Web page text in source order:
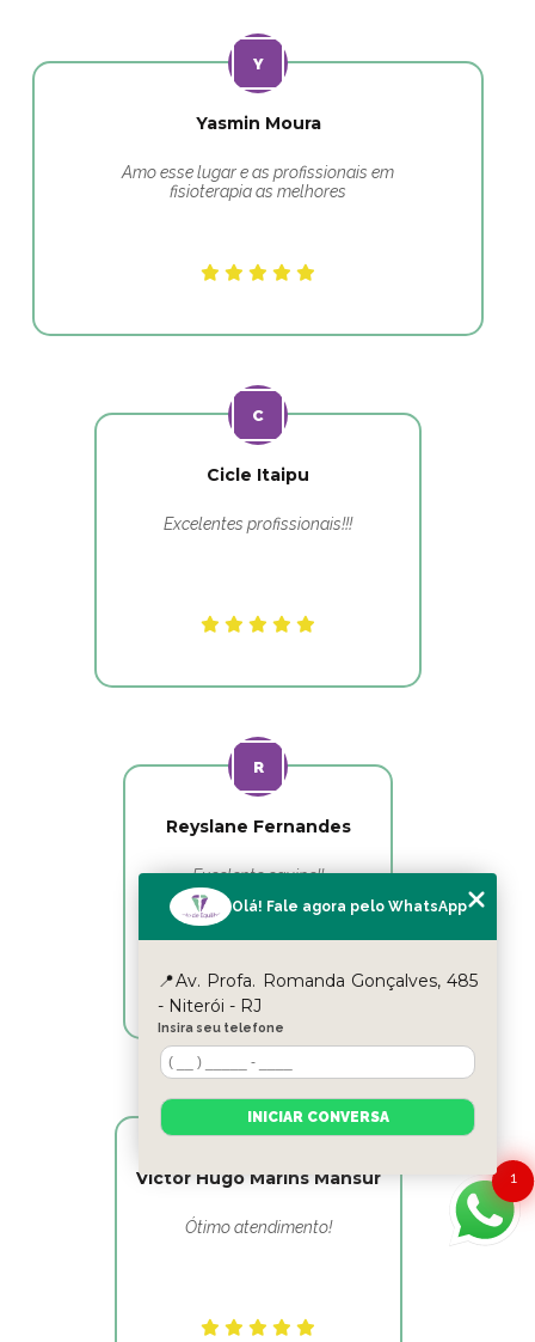
Yasmin Moura
Amo esse lugar e as profissionais em
fisioterapia as melhores
Cicle Itaipu
Excelentes profissionais!!!
Reyslane Fernandes
Excelente equipe!!
Victor Hugo Marins Mansur
Ótimo atendimento!
1
Olá! Fale agora pelo WhatsApp
📍Av. Profa. Romanda Gonçalves, 485
- Niterói - RJ
Insira seu telefone
INICIAR CONVERSA